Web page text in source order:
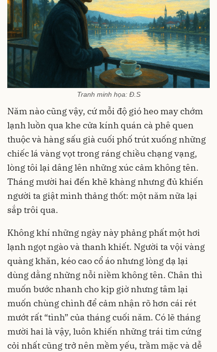
Tranh minh họa: Đ.S
Năm nào cũng vậy, cứ mỗi độ gió heo may chớm
lạnh luồn qua khe cửa kính quán cà phê quen
thuộc và hàng sấu già cuối phố trút xuống những
chiếc lá vàng vọt trong ráng chiều chạng vạng,
lòng tôi lại dâng lên những xúc cảm không tên.
Tháng mười hai đến khẽ khàng nhưng đủ khiến
người ta giật mình thảng thốt: một năm nữa lại
sắp trôi qua.
Không khí những ngày này phảng phất một hơi
lạnh ngọt ngào và thanh khiết. Người ta vội vàng
quàng khăn, kéo cao cổ áo nhưng lòng dạ lại
dùng dằng những nỗi niềm không tên. Chân thì
muốn bước nhanh cho kịp giờ nhưng tâm lại
muốn chùng chình để cảm nhận rõ hơn cái rét
mướt rất “tình” của tháng cuối năm. Có lẽ tháng
mười hai là vậy, luôn khiến những trái tim cứng
cỏi nhất cũng trở nên mềm yếu, trầm mặc và dễ